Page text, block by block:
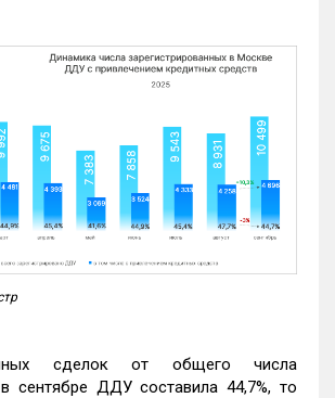
сделок от общего числа
сентябре ДДУ составила 44,7%, то